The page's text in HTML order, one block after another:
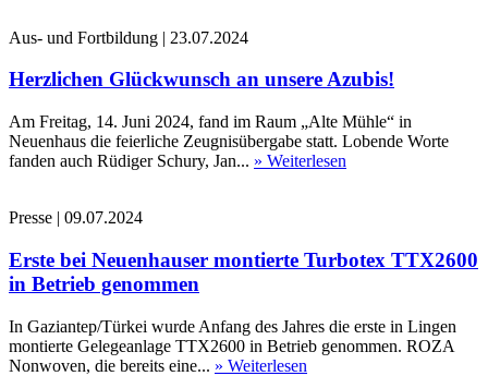
Aus- und Fortbildung | 23.07.2024
Herzlichen Glückwunsch an unsere Azubis!
Am Freitag, 14. Juni 2024, fand im Raum „Alte Mühle“ in
Neuenhaus die feierliche Zeugnisübergabe statt. Lobende Worte
fanden auch Rüdiger Schury, Jan... » Weiterlesen
Presse | 09.07.2024
Erste bei Neuenhauser montierte Turbotex TTX2600
in Betrieb genommen
In Gaziantep/Türkei wurde Anfang des Jahres die erste in Lingen
montierte Gelegeanlage TTX2600 in Betrieb genommen. ROZA
Nonwoven, die bereits eine... » Weiterlesen